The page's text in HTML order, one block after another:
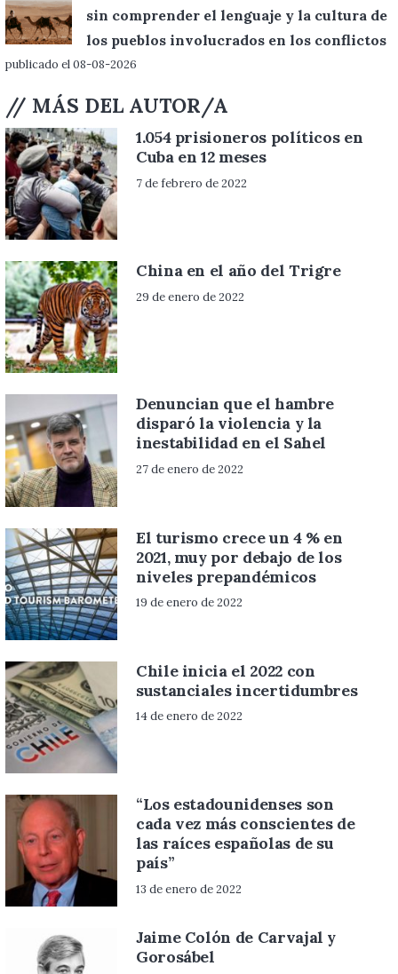
sin comprender el lenguaje y la cultura de
los pueblos involucrados en los conflictos
publicado el 08-08-2026
// MÁS DEL AUTOR/A
1.054 prisioneros políticos en
Cuba en 12 meses
7 de febrero de 2022
China en el año del Trigre
29 de enero de 2022
Denuncian que el hambre
disparó la violencia y la
inestabilidad en el Sahel
27 de enero de 2022
El turismo crece un 4 % en
2021, muy por debajo de los
niveles prepandémicos
19 de enero de 2022
Chile inicia el 2022 con
sustanciales incertidumbres
14 de enero de 2022
“Los estadounidenses son
cada vez más conscientes de
las raíces españolas de su
país”
13 de enero de 2022
Jaime Colón de Carvajal y
Gorosábel